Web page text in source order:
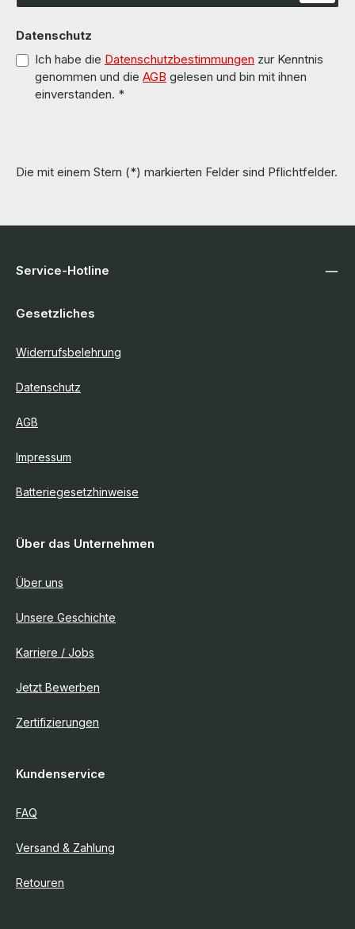
Datenschutz
Ich habe die Datenschutzbestimmungen zur Kenntnis
genommen und die AGB gelesen und bin mit ihnen
einverstanden. *
Die mit einem Stern (*) markierten Felder sind Pflichtfelder.
Service-Hotline
Gesetzliches
Widerrufsbelehrung
Datenschutz
AGB
Impressum
Batteriegesetzhinweise
Über das Unternehmen
Über uns
Unsere Geschichte
Karriere / Jobs
Jetzt Bewerben
Zertifizierungen
Kundenservice
FAQ
Versand & Zahlung
Retouren